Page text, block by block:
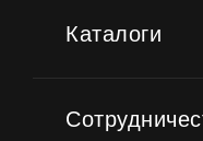
Каталоги